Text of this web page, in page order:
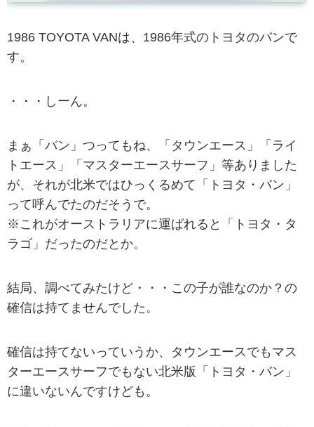
1986 TOYOTA VANは、1986年式のトヨタのバンで
す。
・・・しーん。
まぁ「バン」つってもね、「タウンエース」「ライ
トエース」「マスターエースサーフ」等ありました
が、それが北米ではひっくるめて「トヨタ・バン」
って呼んでたのだそうで。
※これがオーストラリアに運ばれると「トヨタ・タ
ラゴ」だったのだとか。
結局、調べてみたけど・・・この子が誰なのか？の
確信は持てませんでした。
確信は持てないっていうか、タウンエースでもマス
ターエースサーフでもない北米版「トヨタ・バン」
に違いないんですけども。